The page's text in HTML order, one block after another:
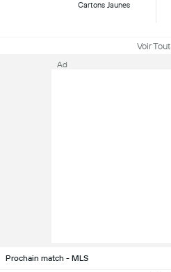
Cartons Jaunes
Voir Tout
Ad
Prochain match - MLS